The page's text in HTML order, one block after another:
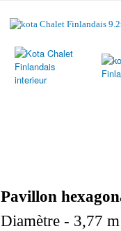
Pavillon
Diamètre - 3,77 m